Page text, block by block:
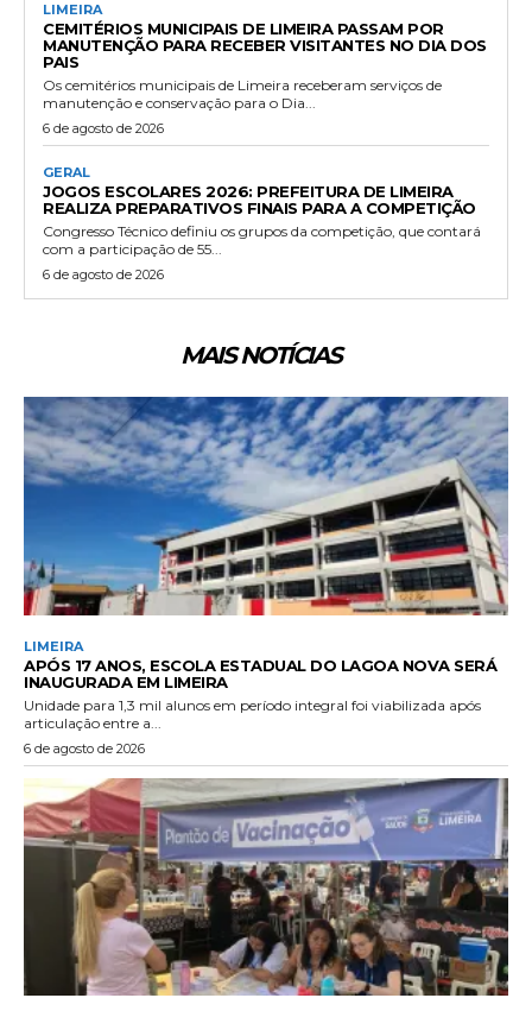
LIMEIRA
CEMITÉRIOS MUNICIPAIS DE LIMEIRA PASSAM POR
MANUTENÇÃO PARA RECEBER VISITANTES NO DIA DOS
PAIS
Os cemitérios municipais de Limeira receberam serviços de
manutenção e conservação para o Dia...
6 de agosto de 2026
GERAL
JOGOS ESCOLARES 2026: PREFEITURA DE LIMEIRA
REALIZA PREPARATIVOS FINAIS PARA A COMPETIÇÃO
Congresso Técnico definiu os grupos da competição, que contará
com a participação de 55...
6 de agosto de 2026
MAIS NOTÍCIAS
LIMEIRA
APÓS 17 ANOS, ESCOLA ESTADUAL DO LAGOA NOVA SERÁ
INAUGURADA EM LIMEIRA
Unidade para 1,3 mil alunos em período integral foi viabilizada após
articulação entre a...
6 de agosto de 2026